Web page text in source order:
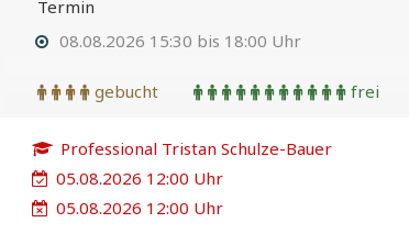
Termin
08.08.2026 15:30 bis 18:00 Uhr
gebucht frei
Professional Tristan Schulze-Bauer
05.08.2026 12:00 Uhr
05.08.2026 12:00 Uhr